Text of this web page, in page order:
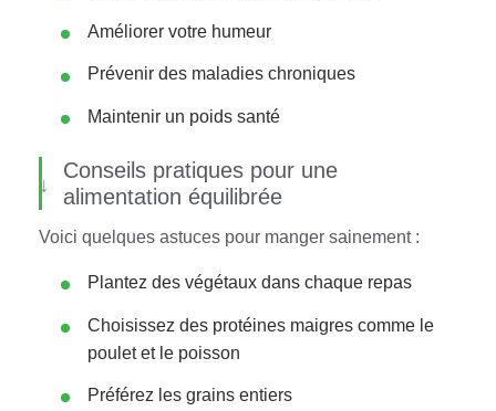
Améliorer votre humeur
Prévenir des maladies chroniques
Maintenir un poids santé
Conseils pratiques pour une
alimentation équilibrée
Voici quelques astuces pour manger sainement :
Plantez des végétaux dans chaque repas
Choisissez des protéines maigres comme le
poulet et le poisson
Préférez les grains entiers